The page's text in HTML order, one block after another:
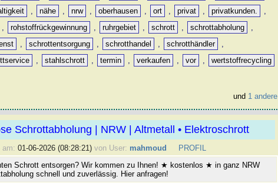
, nähe , nrw , oberhausen , ort , privat , privatkunden.
,
, rohstoffrückgewinnung , ruhrgebiet , schrott , schrottabholung
,
, schrottentsorgung , schrotthandel , schrotthändler
,
, stahlschrott , termin , verkaufen , vor ,
wertstoffrecycling
und 1 andere
Schrottabholung | NRW | Altmetall • Elektroschrott
am: 01-06-2026 (08:28:21) von User: mahmoud
PROFIL
Schrott entsorgen? Wir kommen zu Ihnen! ★ kostenlos ★ in ganz NRW
schnell und zuverlässig. Hier anfragen!